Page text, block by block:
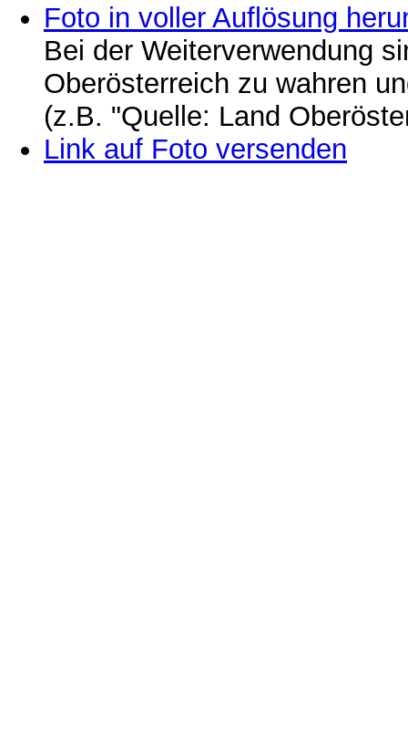
Foto in voller Auflösung
Bei der Weiterverwendung
Oberösterreich zu wahren
(z.B. "Quelle: Land
Link auf Foto versenden